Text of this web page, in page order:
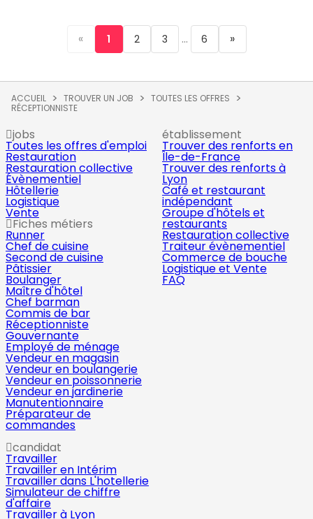
« 1 2 3 ... 6 »
ACCUEIL TROUVER UN JOB
TOUTES LES OFFRES
RÉCEPTIONNISTE
jobs
Toutes les offres d'emploi
Restauration
Restauration collective
Évènementiel
Hôtellerie
Logistique
Vente
Fiches métiers
Runner
Chef de cuisine
Second de cuisine
Pâtissier
Boulanger
Maître d'hôtel
Chef barman
Commis de bar
Réceptionniste
Gouvernante
Employé de ménage
Vendeur en magasin
Vendeur en boulangerie
Vendeur en poissonnerie
Vendeur en jardinerie
Manutentionnaire
Préparateur de
commandes
établissement
Trouver des renforts en
Île-de-France
Trouver des renforts à
Lyon
Café et restaurant
indépendant
Groupe d'hôtels et
restaurants
Restauration collective
Traiteur évènementiel
Commerce de bouche
Logistique et Vente
FAQ
candidat
Travailler
Travailler en Intérim
Travailler dans L'hotellerie
Simulateur de chiffre
d'affaire
Travailler à Lyon